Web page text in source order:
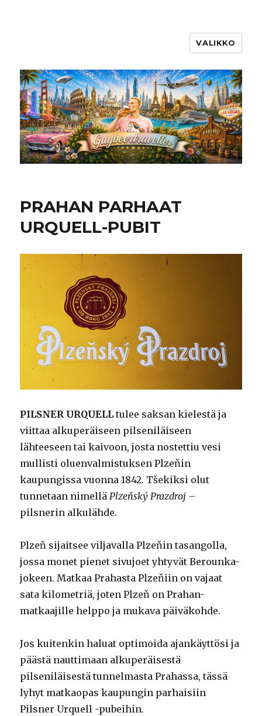
VALIKKO
PRAHAN PARHAAT
URQUELL-PUBIT
PILSNER URQUELLtulee saksan kielestä ja
viittaa alkuperäiseen pilseniläiseen
lähteeseen tai kaivoon, josta nostettiu vesi
mullisti oluenvalmistuksen Plzeňin
kaupungissa vuonna 1842. Tšekiksi olut
tunnetaan nimelläPlzeňský Prazdroj –
pilsnerin alkulähde.
Plzeň sijaitsee viljavalla Plzeňin tasangolla,
jossa monet pienet sivujoet yhtyvät Berounka-
jokeen. Matkaa Prahasta Plzeňiin on vajaat
sata kilometriä, joten Plzeň on Prahan-
matkaajille helppo ja mukava päiväkohde.
Jos kuitenkin haluat optimoida ajankäyttösi ja
päästä nauttimaan alkuperäisestä
pilseniläisestä tunnelmasta Prahassa, tässä
lyhyt matkaopas kaupungin parhaisiin
Pilsner Urquell -pubeihin.